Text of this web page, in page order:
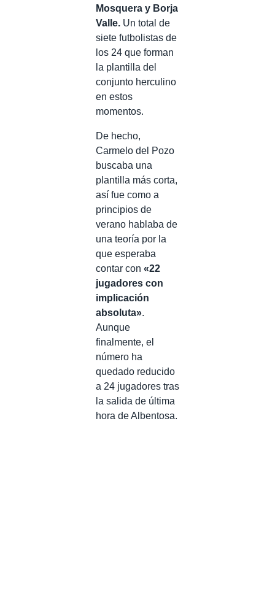
Mosquera y Borja
Valle. Un total de
siete futbolistas de
los 24 que forman
la plantilla del
conjunto herculino
en estos
momentos.
De hecho,
Carmelo del Pozo
buscaba una
plantilla más corta,
así fue como a
principios de
verano hablaba de
una teoría por la
que esperaba
contar con «22
jugadores con
implicación
absoluta».
Aunque
finalmente, el
número ha
quedado reducido
a 24 jugadores tras
la salida de última
hora de Albentosa.